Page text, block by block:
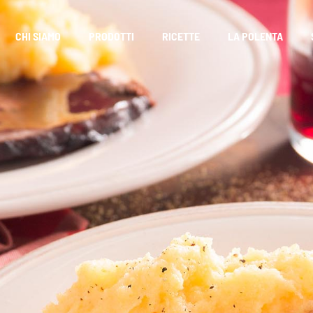
CHI SIAMO PRODOTTI RICETTE LA POLENTA